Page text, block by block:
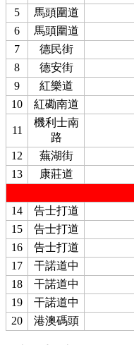
5
馬頭圍道
6
馬頭圍道
7
德民街
8
德安街
9
紅樂道
10
紅磡南道
11
機利士南
路
12 蕪湖街
13
康莊道
14
告士打道
15
告士打道
16
告士打道
17
干諾道中
18
干諾道中
19
干諾道中
20
港澳碼頭